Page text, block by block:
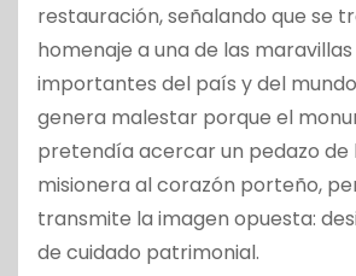
restauración, señalando que se
homenaje a una de las
importantes del país y del
genera malestar porque el
pretendía acercar un pedazo de
misionera al corazón porteño,
transmite la imagen opuesta:
de cuidado patrimonial.